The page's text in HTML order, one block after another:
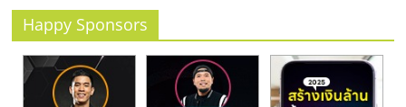
Happy Sponsors